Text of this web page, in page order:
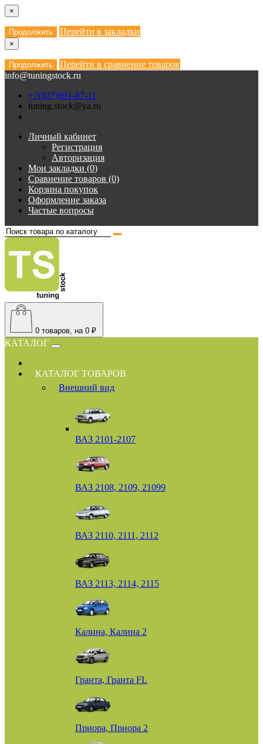
×
Продолжить Перейти в закладки
×
Продолжить
Перейти в сравнение товаров
info@tuningstock.ru
+7(927)691-87-11
tuning.stock@ya.ru
Личный кабинет
Регистрация
Авторизация
Мои закладки (0)
Сравнение товаров (0)
Корзина покупок
Оформление заказа
Частые вопросы
0 товаров, на 0 ₽
КАТАЛОГ
КАТАЛОГ ТОВАРОВ
Внешний вид
ВАЗ 2101-2107
ВАЗ 2108, 2109, 21099
ВАЗ 2110, 2111, 2112
ВАЗ 2113, 2114, 2115
Калина, Калина 2
Гранта, Гранта FL
Приора, Приора 2